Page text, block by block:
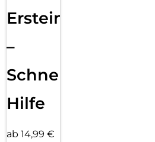
Ersteinrichtung
–
Schnelle
Hilfe
ab 14,99 €